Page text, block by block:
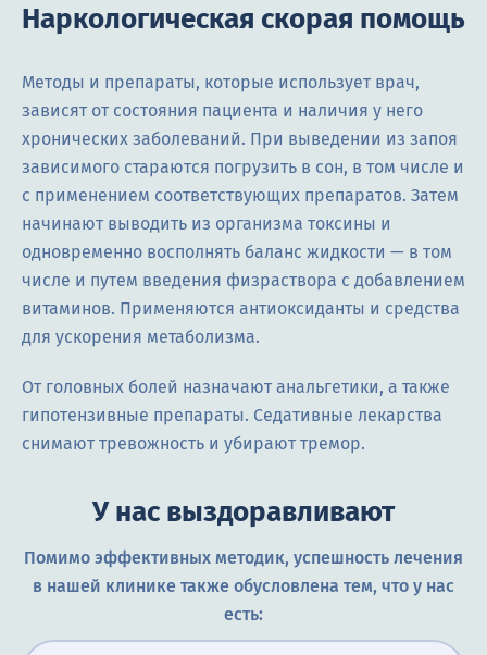
Наркологическая скорая помощь
Методы и препараты, которые использует врач,
зависят от состояния пациента и наличия у него
хронических заболеваний. При выведении из запоя
зависимого стараются погрузить в сон, в том числе и
с применением соответствующих препаратов. Затем
начинают выводить из организма токсины и
одновременно восполнять баланс жидкости — в том
числе и путем введения физраствора с добавлением
витаминов. Применяются антиоксиданты и средства
для ускорения метаболизма.
От головных болей назначают анальгетики, а также
гипотензивные препараты. Седативные лекарства
снимают тревожность и убирают тремор.
У нас выздоравливают
Помимо эффективных методик, успешность лечения
в нашей клинике также обусловлена тем, что у нас
есть: